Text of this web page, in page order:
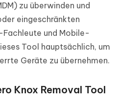
zu überwinden und
eingeschränkten
und Mobile-
Tool hauptsächlich, um
Geräte zu übernehmen.
Knox Removal Tool